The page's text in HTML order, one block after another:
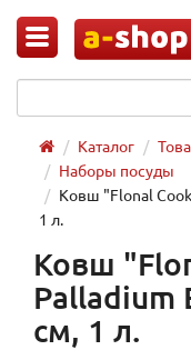
Каталог
Наборы посуды
Ковш "Flonal
1 л.
Ковш
Palladium
см, 1 л.